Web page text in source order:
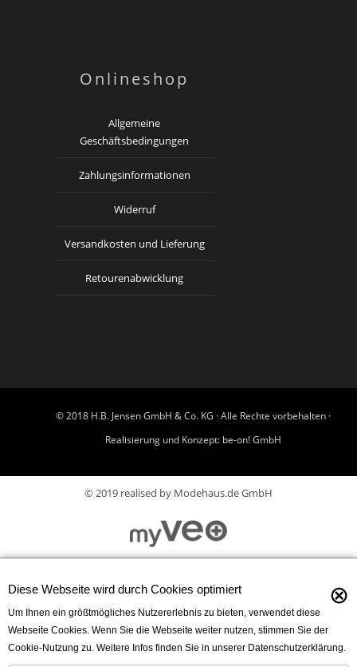
Onlineshop
Allgemeine
Geschäftsbedingungen
Zahlungsinformationen
Widerruf
Versandkosten und Lieferung
Retourenabwicklung
© 2018 H.B. Jensen GmbH & Co. KG · Alle Rechte vorbehalten ·
Realisierung und Konzept: be-on! GmbH
© 2019 realised by Modehaus.de GmbH
Diese Webseite wird durch Cookies optimiert ⊗
Um Ihnen ein größtmögliches Nutzererlebnis zu bieten, verwendet diese
Webseite Cookies. Wenn Sie die Webseite weiter nutzen, stimmen Sie der
Cookie-Nutzung zu. Weitere Infos finden Sie in unserer Datenschutzerklärung.